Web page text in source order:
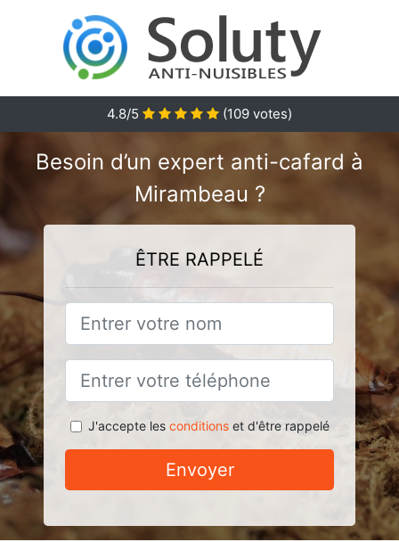
4.8/5 (109 votes)
Besoin d’un expert anti-cafard à
Mirambeau ?
ÊTRE RAPPELÉ
J'accepte les conditionset d'être rappelé
Envoyer